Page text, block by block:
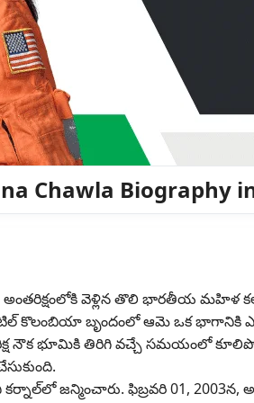
Chawla Biography
అంతరిక్షంలోకి వెళ్లిన తొలి భారతీయ
షటిల్ కొలంబియా బృందంలో ఆమె ఒక భాగానికి
నౌక భూమికి తిరిగి వచ్చే సమయంలో
జన్మించారు. ఫిబ్రవరి 01, 2003న,